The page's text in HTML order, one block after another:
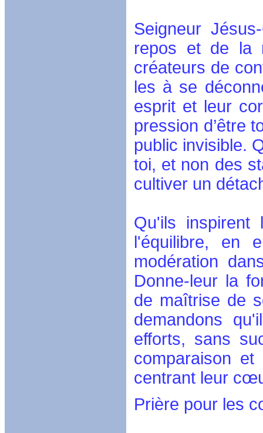
Seigneur
repos et de la
créateurs de
les à se
esprit et leur
pression d’être
public invisible.
toi, et non des
cultiver un
Qu'ils inspirent
l'équilibre, en
modération
Donne-leur la
de maîtrise de
demandons
efforts, sans
comparaison
centrant leur
Prière pour les